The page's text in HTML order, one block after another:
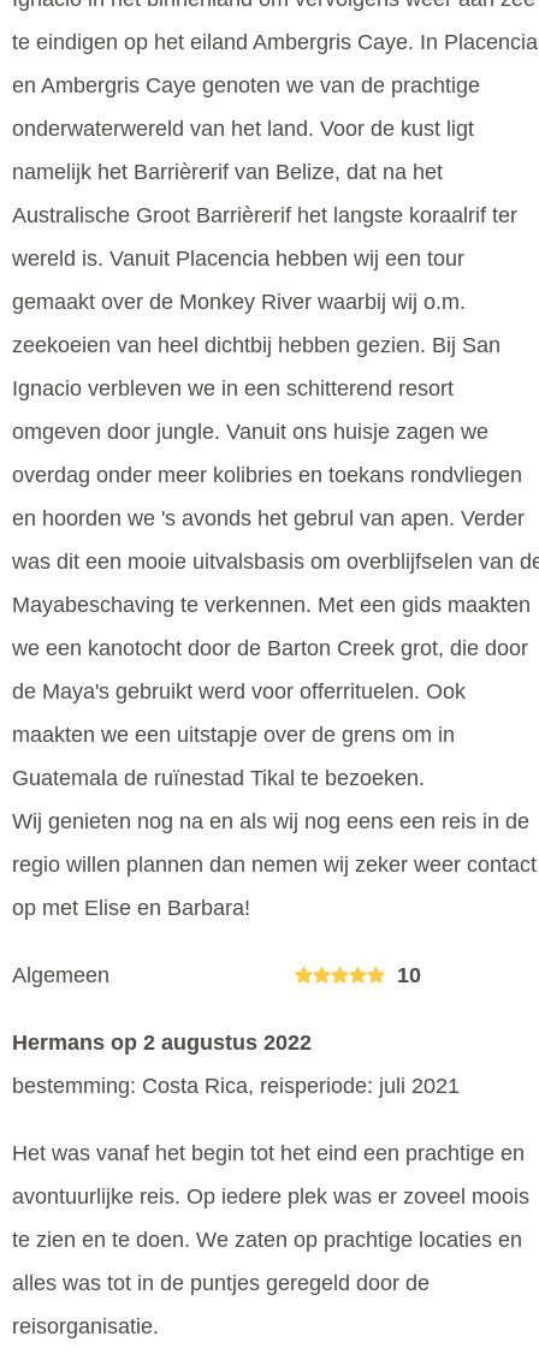
te eindigen op het eiland Ambergris Caye. In Placencia
en Ambergris Caye genoten we van de prachtige
onderwaterwereld van het land. Voor de kust ligt
namelijk het Barrièrerif van Belize, dat na het
Australische Groot Barrièrerif het langste koraalrif ter
wereld is. Vanuit Placencia hebben wij een tour
gemaakt over de Monkey River waarbij wij o.m.
zeekoeien van heel dichtbij hebben gezien. Bij San
Ignacio verbleven we in een schitterend resort
omgeven door jungle. Vanuit ons huisje zagen we
overdag onder meer kolibries en toekans rondvliegen
en hoorden we 's avonds het gebrul van apen. Verder
was dit een mooie uitvalsbasis om overblijfselen van
Mayabeschaving te verkennen. Met een gids maakten
we een kanotocht door de Barton Creek grot, die door
de Maya's gebruikt werd voor offerrituelen. Ook
maakten we een uitstapje over de grens om in
Guatemala de ruïnestad Tikal te bezoeken.
Wij genieten nog na en als wij nog eens een reis in de
regio willen plannen dan nemen wij zeker weer contact
op met Elise en Barbara!
Algemeen 10
Hermans op 2 augustus 2022
bestemming: Costa Rica, reisperiode: juli 2021
Het was vanaf het begin tot het eind een prachtige en
avontuurlijke reis. Op iedere plek was er zoveel moois
te zien en te doen. We zaten op prachtige locaties en
alles was tot in de puntjes geregeld door de
reisorganisatie.